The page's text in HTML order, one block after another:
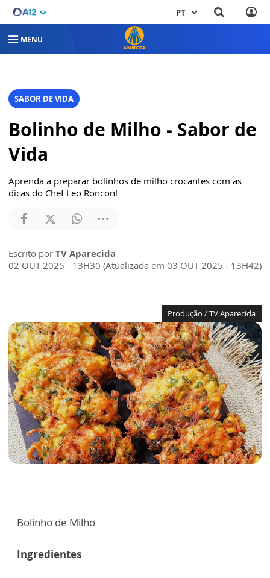
PT
MENU
SABOR DE VIDA
Bolinho de Milho - Sabor de
Vida
Aprenda a preparar bolinhos de milho crocantes com as
dicas do Chef Leo Roncon!
Escrito por TV Aparecida
02 OUT 2025 - 13H30 (Atualizada em 03 OUT 2025 - 13H42)
Produção / TV Aparecida
Bolinho de Milho
Ingredientes